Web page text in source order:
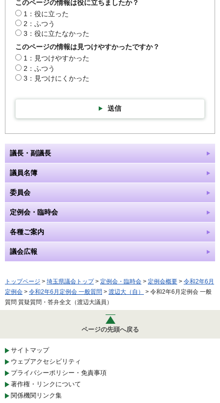
このページの情報は役に立ちましたか？
1：役に立った
2：ふつう
3：役に立たなかった
このページの情報は見つけやすかったですか？
1：見つけやすかった
2：ふつう
3：見つけにくかった
送信
議長・副議長
議員名簿
委員会
定例会・臨時会
各種ご案内
議会広報
トップページ > 埼玉県議会トップ> 定例会・臨時会 > 定例会概要 > 令和2年6月
定例会 > 令和2年6月定例会 一般質問 > 渡辺大（自）
> 令和2年6月定例会 一般
質問 質疑質問・答弁全文（渡辺大議員）
ページの先頭へ戻る
サイトマップ
ウェブアクセシビリティ
プライバシーポリシー・免責事項
著作権・リンクについて
関係機関リンク集